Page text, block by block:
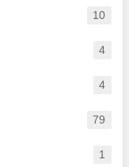
10
4
4
79
1